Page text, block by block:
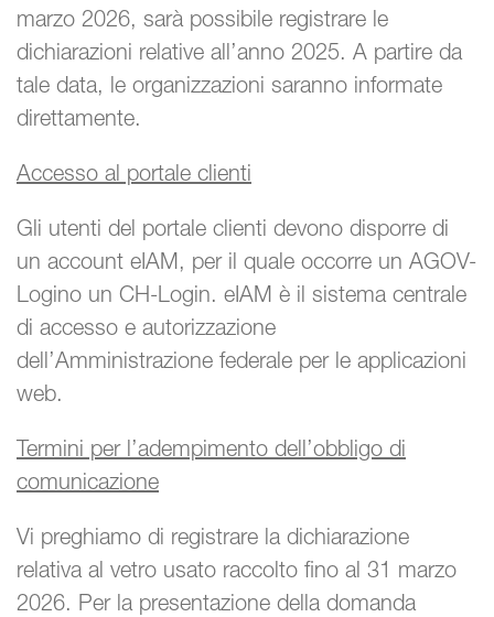
marzo 2026, sarà possibile registrare le
dichiarazioni relative all’anno 2025. A partire da
tale data, le organizzazioni saranno informate
direttamente.
Accesso al portale clienti
Gli utenti del portale clienti devono disporre di
un account eIAM, per il quale occorre un AGOV-
Logino un CH-Login. eIAM è il sistema centrale
di accesso e autorizzazione
dell’Amministrazione federale per le applicazioni
web.
Termini per l’adempimento dell’obbligo di
comunicazione
Vi preghiamo di registrare la dichiarazione
relativa al vetro usato raccolto fino al 31 marzo
2026. Per la presentazione della domanda